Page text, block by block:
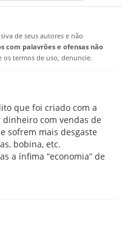
de seus autores e não
com palavrões e ofensas não
termos de uso, denuncie.
que foi criado com a
com vendas de
sofrem mais desgaste
bobina, etc.
a ínfima “economia” de